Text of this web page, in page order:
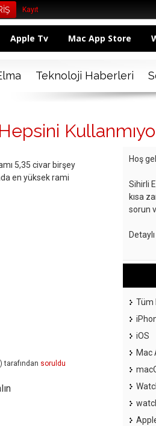
Kayıt
Apple Tv Mac App Store
Teknoloji Haberleri
5,35 civar birşey
en yüksek rami
tarafından soruldu
Hoş
Sihirli
kısa
sorun
Tüm
iOS
Mac